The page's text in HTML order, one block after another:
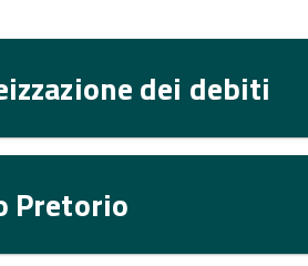
dei debiti
Pretorio